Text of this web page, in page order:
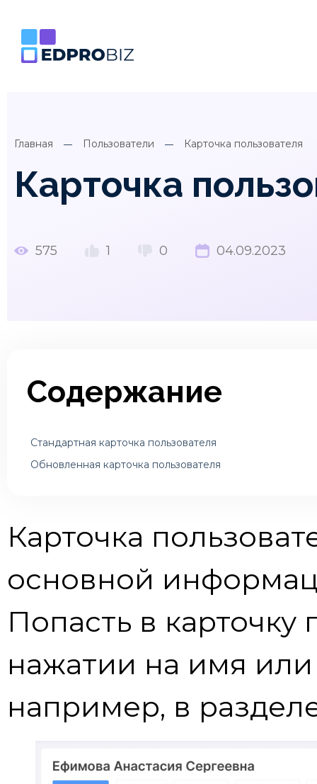
Главная Пользователи Карточка пользователя
Карточка
575 1 0 04.09.2023
Содержание
Стандартная карточка пользователя
Обновленная карточка пользователя
Карточка
основной
Попасть в
нажатии на имя или
например, в